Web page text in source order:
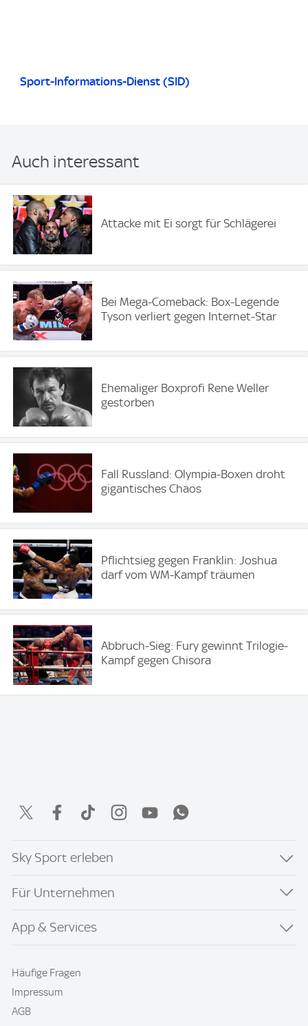
Sport-Informations-Dienst (SID)
Auch interessant
Attacke mit Ei sorgt für Schlägerei
Bei Mega-Comeback: Box-Legende
Tyson verliert gegen Internet-Star
Ehemaliger Boxprofi Rene Weller
gestorben
Fall Russland: Olympia-Boxen droht
gigantisches Chaos
Pflichtsieg gegen Franklin: Joshua
darf vom WM-Kampf träumen
Abbruch-Sieg: Fury gewinnt Trilogie-
Kampf gegen Chisora
Sky Sport erleben
Für Unternehmen
App & Services
Häufige Fragen
Impressum
AGB